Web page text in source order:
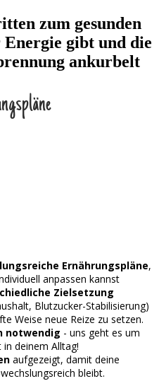
zum gesunden
gibt und die
ankurbelt
Ernährungspläne,
anpassen kannst
Zielsetzung
Blutzucker-Stabilisierung)
Weise neue Reize zu setzen.
notwendig - uns geht es um
deinem Alltag!
aufgezeigt, damit deine
bleibt.